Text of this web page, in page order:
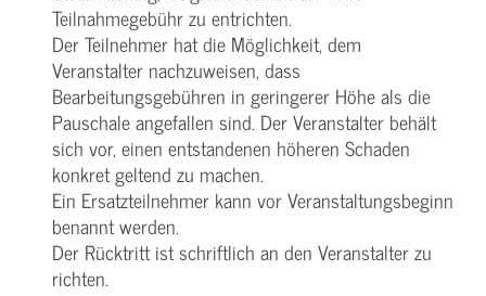
Teilnahmegebühr zu entrichten.
Der Teilnehmer hat die Möglichkeit, dem
Veranstalter nachzuweisen, dass
Bearbeitungsgebühren in geringerer Höhe als die
Pauschale angefallen sind. Der Veranstalter behält
sich vor, einen entstandenen höheren Schaden
konkret geltend zu machen.
Ein Ersatzteilnehmer kann vor Veranstaltungsbeginn
benannt werden.
Der Rücktritt ist schriftlich an den Veranstalter zu
richten.